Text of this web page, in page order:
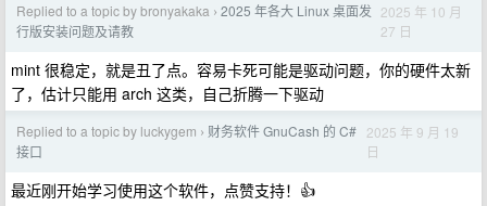
Replied to a topic by bronyakaka › 2025 年各大 Linux 桌面发
行版安装问题及请教
2025 年 10 月
27 日
mint 很稳定，就是丑了点。容易卡死可能是驱动问题，你的硬件太新
了，估计只能用 arch 这类，自己折腾一下驱动
Replied to a topic by luckygem › 财务软件 GnuCash 的 C#
接口
2025 年 9 月 19
日
最近刚开始学习使用这个软件，点赞支持！👍